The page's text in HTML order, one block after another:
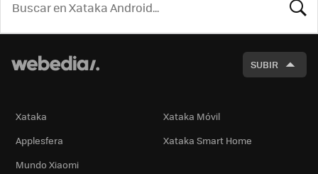
SUBIR
Xataka
Xataka Móvil
Applesfera
Xataka Smart Home
Mundo Xiaomi